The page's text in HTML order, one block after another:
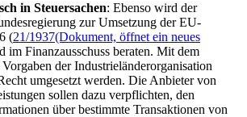
in Steuersachen: Ebenso wird der
zur Umsetzung der EU-
(21/1937(Dokument, öffnet ein neues
im Finanzausschuss beraten. Mit dem
der Industrieländerorganisation
umgesetzt werden. Die Anbieter von
sollen dazu verpflichten, den
über bestimmte Transaktionen von